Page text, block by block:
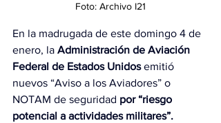
Foto: Archivo I21
En la madrugada de este domingo 4 de
enero, la Administración de Aviación
Federal de Estados Unidos emitió
nuevos “Aviso a los Aviadores” o
NOTAM de seguridad por “riesgo
potencial a actividades militares”.